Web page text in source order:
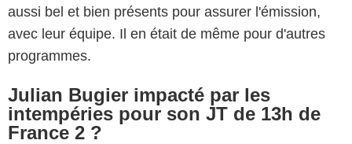
aussi bel et bien présents pour assurer l'émission,
avec leur équipe. Il en était de même pour d'autres
programmes.
Julian Bugier impacté par les
intempéries pour son JT de 13h de
France 2 ?